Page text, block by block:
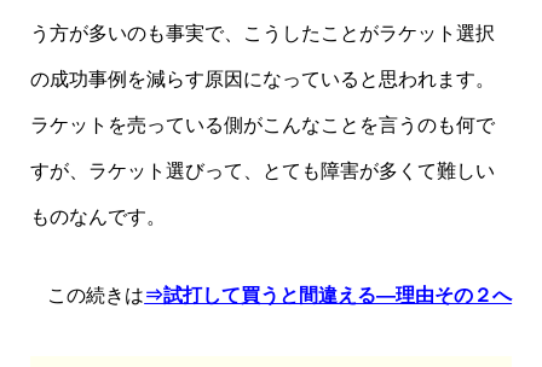
う方が多いのも事実で、こうしたことがラケット選択
の成功事例を減らす原因になっていると思われます。
ラケットを売っている側がこんなことを言うのも何で
すが、ラケット選びって、とても障害が多くて難しい
ものなんです。
この続きは⇒試打して買うと間違える—理由その２へ